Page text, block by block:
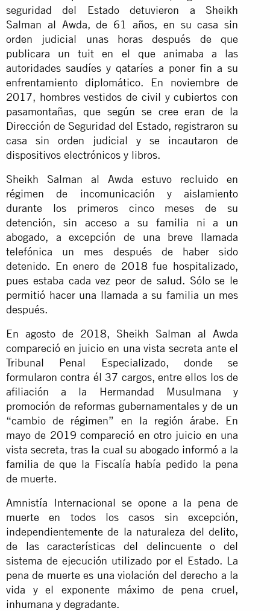
seguridad del Estado detuvieron a Sheikh
Salman al Awda, de 61 años, en su casa sin
orden judicial unas horas después de que
publicara un tuit en el que animaba a las
autoridades saudíes y qataríes a poner fin a su
enfrentamiento diplomático. En noviembre de
2017, hombres vestidos de civil y cubiertos con
pasamontañas, que según se cree eran de la
Dirección de Seguridad del Estado, registraron su
casa sin orden judicial y se incautaron de
dispositivos electrónicos y libros.
Sheikh Salman al Awda estuvo recluido en
régimen de incomunicación y aislamiento
durante los primeros cinco meses de su
detención, sin acceso a su familia ni a un
abogado, a excepción de una breve llamada
telefónica un mes después de haber sido
detenido. En enero de 2018 fue hospitalizado,
pues estaba cada vez peor de salud. Sólo se le
permitió hacer una llamada a su familia un mes
después.
En agosto de 2018, Sheikh Salman al Awda
compareció en juicio en una vista secreta ante el
Tribunal Penal Especializado, donde se
formularon contra él 37 cargos, entre ellos los de
afiliación a la Hermandad Musulmana y
promoción de reformas gubernamentales y de un
“cambio de régimen” en la región árabe. En
mayo de 2019 compareció en otro juicio en una
vista secreta, tras la cual su abogado informó a la
familia de que la Fiscalía había pedido la pena
de muerte.
Amnistía Internacional se opone a la pena de
muerte en todos los casos sin excepción,
independientemente de la naturaleza del delito,
de las características del delincuente o del
sistema de ejecución utilizado por el Estado. La
pena de muerte es una violación del derecho a la
vida y el exponente máximo de pena cruel,
inhumana y degradante.